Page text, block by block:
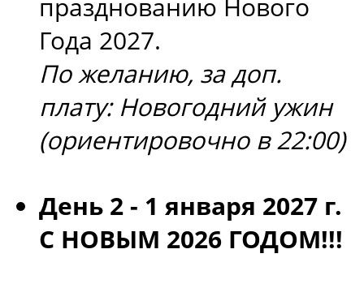
празднованию Нового
Года 2027.
По желанию, за доп.
плату: Новогодний ужин
(ориентировочно в 22:00)
День 2 - 1 января 2027 г.
С НОВЫМ 2026 ГОДОМ!!!